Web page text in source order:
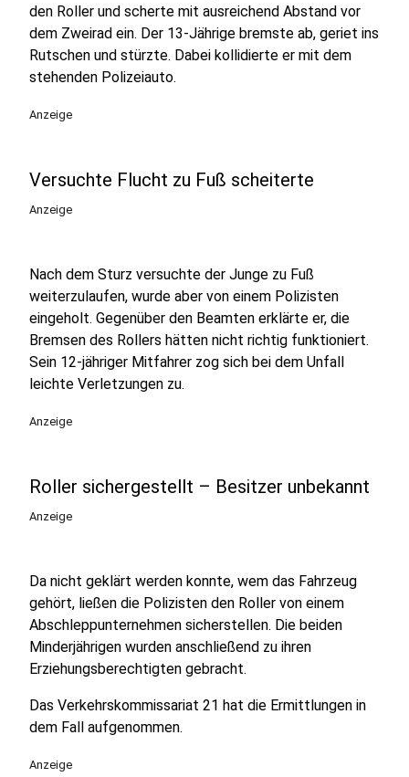
den Roller und scherte mit ausreichend Abstand vor
dem Zweirad ein. Der 13-Jährige bremste ab, geriet ins
Rutschen und stürzte. Dabei kollidierte er mit dem
stehenden Polizeiauto.
Anzeige
Versuchte Flucht zu Fuß scheiterte
Anzeige
Nach dem Sturz versuchte der Junge zu Fuß
weiterzulaufen, wurde aber von einem Polizisten
eingeholt. Gegenüber den Beamten erklärte er, die
Bremsen des Rollers hätten nicht richtig funktioniert.
Sein 12-jähriger Mitfahrer zog sich bei dem Unfall
leichte Verletzungen zu.
Anzeige
Roller sichergestellt – Besitzer unbekannt
Anzeige
Da nicht geklärt werden konnte, wem das Fahrzeug
gehört, ließen die Polizisten den Roller von einem
Abschleppunternehmen sicherstellen. Die beiden
Minderjährigen wurden anschließend zu ihren
Erziehungsberechtigten gebracht.
Das Verkehrskommissariat 21 hat die Ermittlungen in
dem Fall aufgenommen.
Anzeige